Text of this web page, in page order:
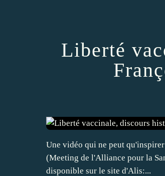
Liberté
Une vidéo qui ne peut
(Meeting de l'Alliance pour la
disponible sur le site d'Alis:...